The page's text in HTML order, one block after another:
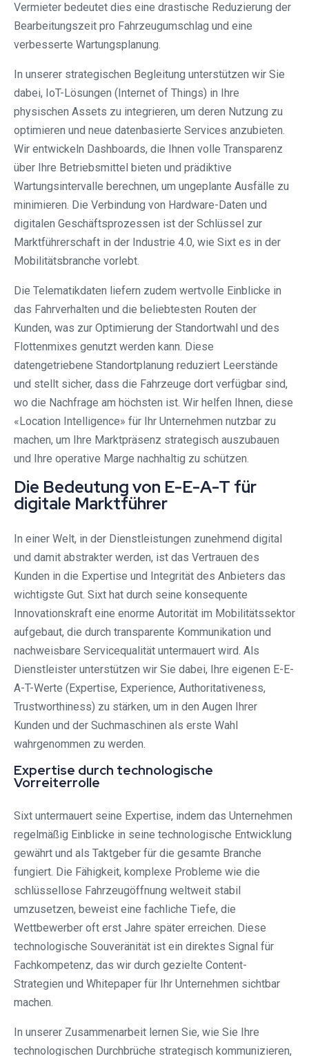
Vermieter bedeutet dies eine drastische Reduzierung der
Bearbeitungszeit pro Fahrzeugumschlag und eine
verbesserte Wartungsplanung.
In unserer strategischen Begleitung unterstützen wir Sie
dabei, IoT-Lösungen (Internet of Things) in Ihre
physischen Assets zu integrieren, um deren Nutzung zu
optimieren und neue datenbasierte Services anzubieten.
Wir entwickeln Dashboards, die Ihnen volle Transparenz
über Ihre Betriebsmittel bieten und prädiktive
Wartungsintervalle berechnen, um ungeplante Ausfälle zu
minimieren. Die Verbindung von Hardware-Daten und
digitalen Geschäftsprozessen ist der Schlüssel zur
Marktführerschaft in der Industrie 4.0, wie Sixt es in der
Mobilitätsbranche vorlebt.
Die Telematikdaten liefern zudem wertvolle Einblicke in
das Fahrverhalten und die beliebtesten Routen der
Kunden, was zur Optimierung der Standortwahl und des
Flottenmixes genutzt werden kann. Diese
datengetriebene Standortplanung reduziert Leerstände
und stellt sicher, dass die Fahrzeuge dort verfügbar sind,
wo die Nachfrage am höchsten ist. Wir helfen Ihnen, diese
«Location Intelligence» für Ihr Unternehmen nutzbar zu
machen, um Ihre Marktpräsenz strategisch auszubauen
und Ihre operative Marge nachhaltig zu schützen.
Die Bedeutung von E-E-A-T für
digitale Marktführer
In einer Welt, in der Dienstleistungen zunehmend digital
und damit abstrakter werden, ist das Vertrauen des
Kunden in die Expertise und Integrität des Anbieters das
wichtigste Gut. Sixt hat durch seine konsequente
Innovationskraft eine enorme Autorität im Mobilitätssektor
aufgebaut, die durch transparente Kommunikation und
nachweisbare Servicequalität untermauert wird. Als
Dienstleister unterstützen wir Sie dabei, Ihre eigenen E-E-
A-T-Werte (Expertise, Experience, Authoritativeness,
Trustworthiness) zu stärken, um in den Augen Ihrer
Kunden und der Suchmaschinen als erste Wahl
wahrgenommen zu werden.
Expertise durch technologische
Vorreiterrolle
Sixt untermauert seine Expertise, indem das Unternehmen
regelmäßig Einblicke in seine technologische Entwicklung
gewährt und als Taktgeber für die gesamte Branche
fungiert. Die Fähigkeit, komplexe Probleme wie die
schlüssellose Fahrzeugöffnung weltweit stabil
umzusetzen, beweist eine fachliche Tiefe, die
Wettbewerber oft erst Jahre später erreichen. Diese
technologische Souveränität ist ein direktes Signal für
Fachkompetenz, das wir durch gezielte Content-
Strategien und Whitepaper für Ihr Unternehmen sichtbar
machen.
In unserer Zusammenarbeit lernen Sie, wie Sie Ihre
technologischen Durchbrüche strategisch kommunizieren,